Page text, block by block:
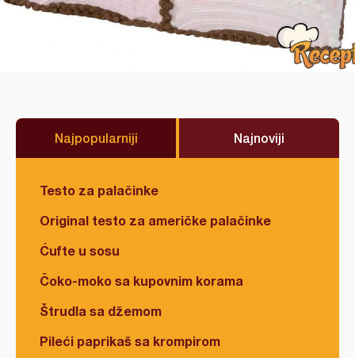
Najpopularniji Najnoviji
Testo za palačinke
Original testo za američke palačinke
Ćufte u sosu
Čoko-moko sa kupovnim korama
Štrudla sa džemom
Pileći paprikaš sa krompirom